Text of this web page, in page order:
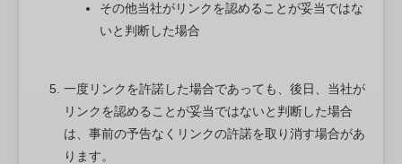
その他当社がリンクを認めることが妥当ではな
いと判断した場合
一度リンクを許諾した場合であっても、後日、当社が
リンクを認めることが妥当ではないと判断した場合
は、事前の予告なくリンクの許諾を取り消す場合があ
ります。